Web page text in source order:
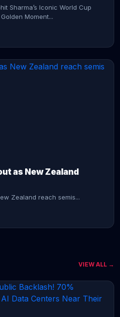
Sharma’s Iconic World Cup
Moment...
as New Zealand
Zealand reach semis...
VIEW ALL →